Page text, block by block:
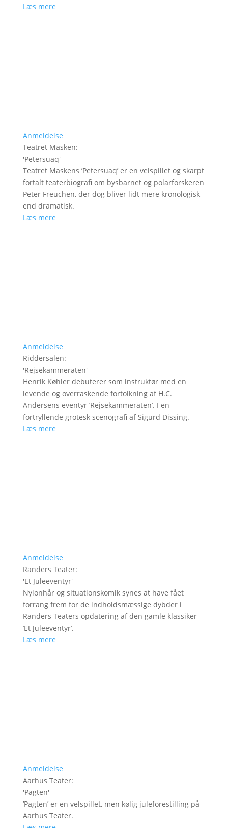
Læs mere
Anmeldelse
Teatret Masken:
'Petersuaq'
Teatret Maskens ’Petersuaq’ er en velspillet og skarpt
fortalt teaterbiografi om bysbarnet og polarforskeren
Peter Freuchen, der dog bliver lidt mere kronologisk
end dramatisk.
Læs mere
Anmeldelse
Riddersalen:
'Rejsekammeraten'
Henrik Køhler debuterer som instruktør med en
levende og overraskende fortolkning af H.C.
Andersens eventyr ’Rejsekammeraten’. I en
fortryllende grotesk scenografi af Sigurd Dissing.
Læs mere
Anmeldelse
Randers Teater:
'Et Juleeventyr'
Nylonhår og situationskomik synes at have fået
forrang frem for de indholdsmæssige dybder i
Randers Teaters opdatering af den gamle klassiker
’Et Juleeventyr’.
Læs mere
Anmeldelse
Aarhus Teater:
'Pagten'
’Pagten’ er en velspillet, men kølig juleforestilling på
Aarhus Teater.